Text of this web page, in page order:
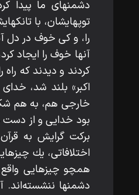
دشمنهاى ما پيدا
توپهايشان، با
را، و كى خوف در دل
آنها خوف را ايجاد
كردند و ديدند كه
اكبر» بلند شد،
خارجى هم، به هم
بود خدايى و از دست
بركت گرايش به
اختلافاتى، يك
همچو چيزهايى
دشمنها ننشسته‌اند.